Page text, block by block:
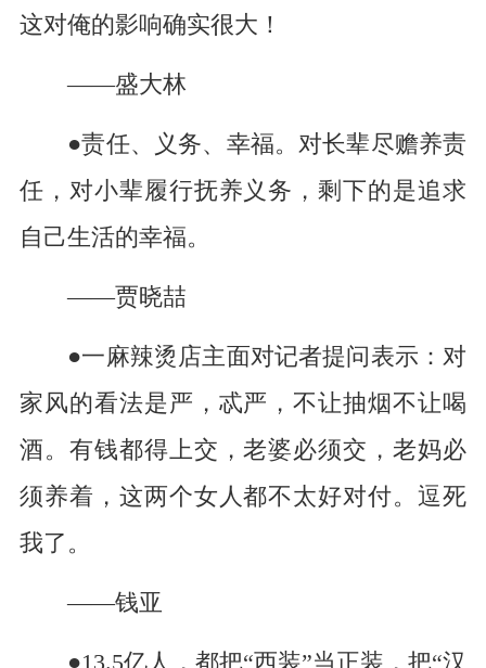
这对俺的影响确实很大！
——盛大林
●责任、义务、幸福。对长辈尽赡养责
任，对小辈履行抚养义务，剩下的是追求
自己生活的幸福。
——贾晓喆
●一麻辣烫店主面对记者提问表示：对
家风的看法是严，忒严，不让抽烟不让喝
酒。有钱都得上交，老婆必须交，老妈必
须养着，这两个女人都不太好对付。逗死
我了。
——钱亚
●13.5亿人，都把“西装”当正装，把“汉